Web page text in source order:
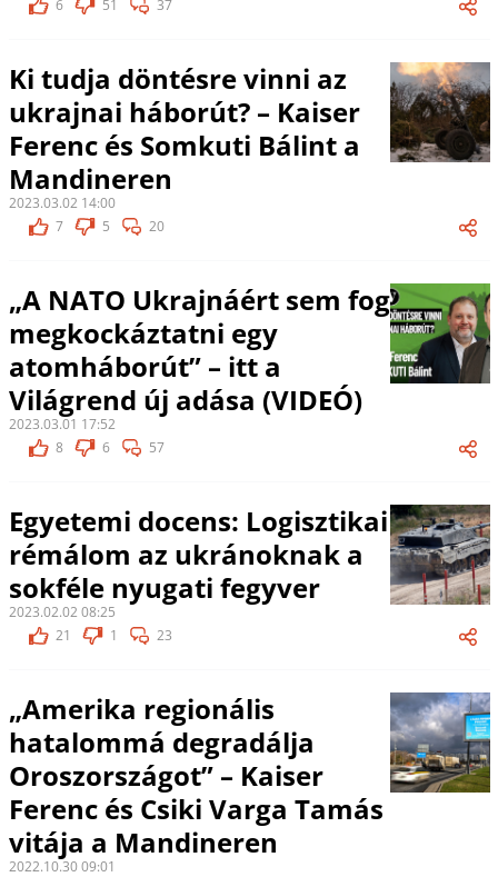
6 51 37
Ki tudja döntésre vinni az
ukrajnai háborút? – Kaiser
Ferenc és Somkuti Bálint a
Mandineren
2023.03.02 14:00
7
5 20
„A NATO Ukrajnáért sem fog
megkockáztatni egy
atomháborút” – itt a
Világrend új adása (VIDEÓ)
2023.03.01 17:52
8
6 57
Egyetemi docens: Logisztikai
rémálom az ukránoknak a
sokféle nyugati fegyver
2023.02.02 08:25
21
1 23
„Amerika regionális
hatalommá degradálja
Oroszországot” – Kaiser
Ferenc és Csiki Varga Tamás
vitája a Mandineren
2022.10.30 09:01